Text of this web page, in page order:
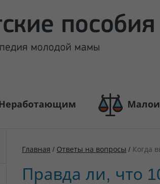
Неработающим
Главная / Ответы на вопросы / Когда
Правда ли, что